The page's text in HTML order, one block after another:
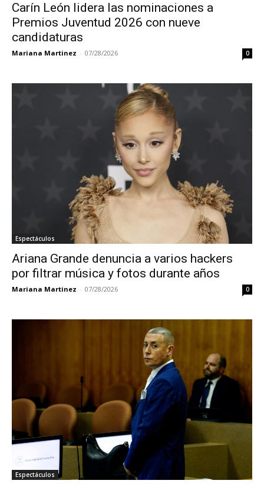
Carín León lidera las nominaciones a
Premios Juventud 2026 con nueve
candidaturas
Mariana Martinez - 07/28/2026 0
Espectáculos
Ariana Grande denuncia a varios hackers
por filtrar música y fotos durante años
Mariana Martinez - 07/28/2026 0
Espectáculos